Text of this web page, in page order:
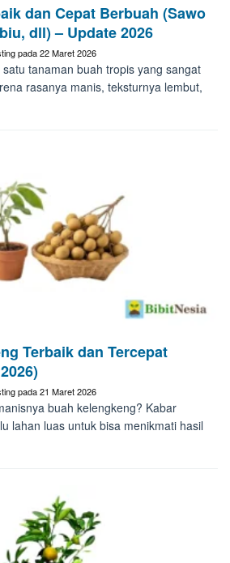
dan Cepat Berbuah (Sawo
dll) – Update 2026
pada22 Maret 2026
tanaman buah tropis yang sangat
rasanya manis, teksturnya lembut,
Terbaik dan Tercepat
pada21 Maret 2026
buah kelengkeng? Kabar
lahan luas untuk bisa menikmati hasil